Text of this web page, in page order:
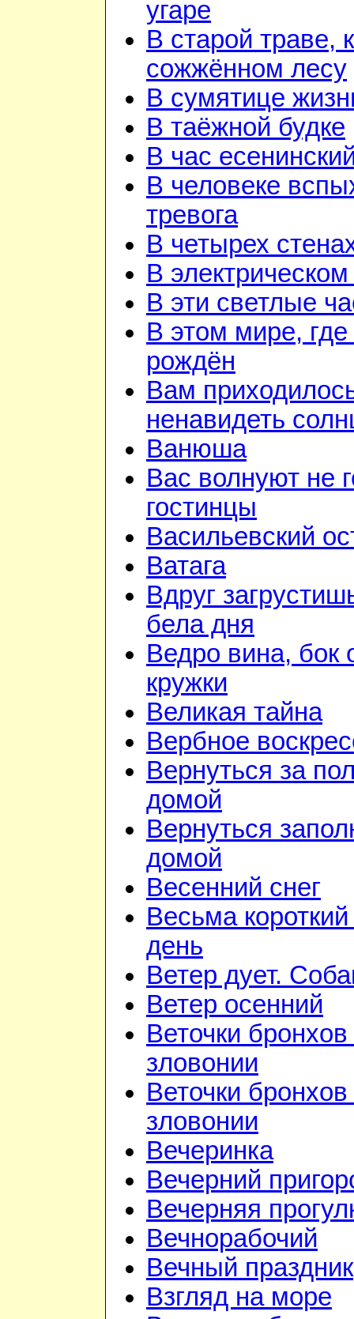
угаре
В старой траве,
сожжённом лесу
В сумятице
В таёжной будке
В час
В человеке
тревога
В четырех
В
В эти светлые
В этом мире,
рождён
Вам
ненавидеть
Ванюша
Вас волнуют не
гостинцы
Васильевский
Ватага
Вдруг
бела дня
Ведро вина, бок
кружки
Великая тайна
Вербное
Вернуться за
домой
Вернуться
домой
Весенний снег
Весьма
день
Ветер дует.
Ветер осенний
Веточки
зловонии
Веточки
зловонии
Вечеринка
Вечерний
Вечерняя
Вечнорабочий
Вечный праздник
Взгляд на море